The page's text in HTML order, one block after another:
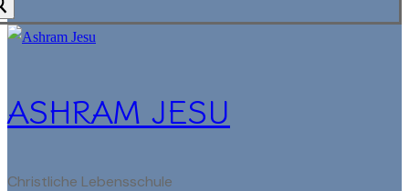
ASHRAM JESU
Christliche Lebensschule